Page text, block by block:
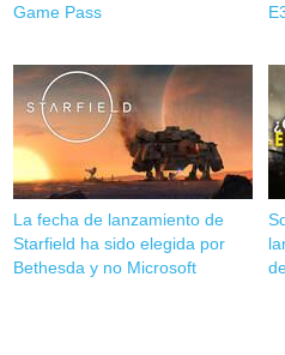
Game Pass
La fecha de lanzamiento de
Starfield ha sido elegida por
Bethesda y no Microsoft